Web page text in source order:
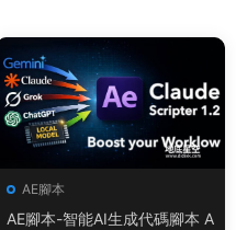
AE腳本
AE腳本-智能AI生成代碼腳本 A